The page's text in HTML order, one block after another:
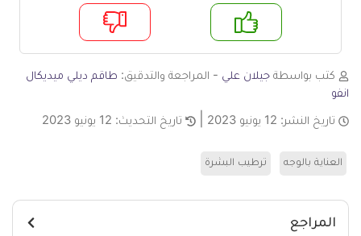
لا
كتب بواسطة جيلان علي - المراجعة والتدقيق: طاقم ديلي ميديكال
انفو
تاريخ النشر: 12 يونيو 2023 تاريخ التحديث: 12 يونيو 2023
العناية بالوجه ترطيب البشرة
المراجع